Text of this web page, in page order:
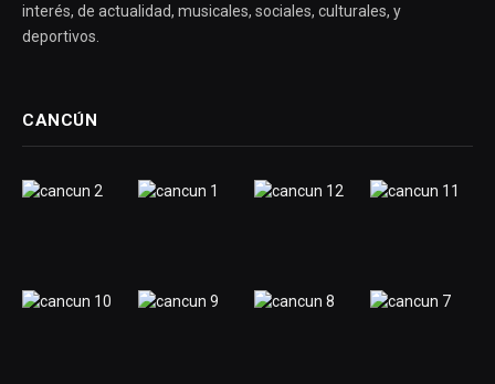
interés, de actualidad, musicales, sociales, culturales, y
deportivos.
CANCÚN